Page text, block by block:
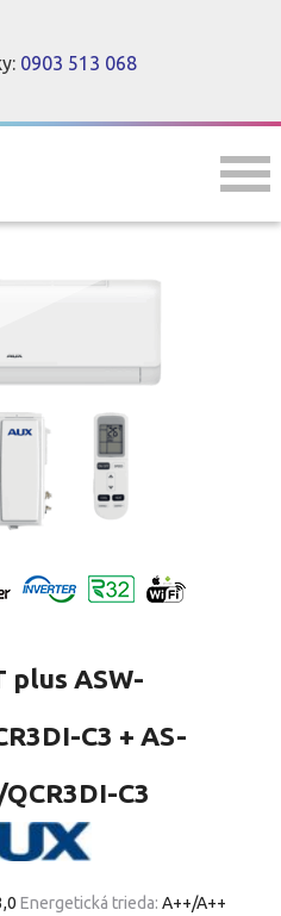
0903 513 068
plus ASW-
C3 + AS-
C3
Energetická trieda: A++/A++